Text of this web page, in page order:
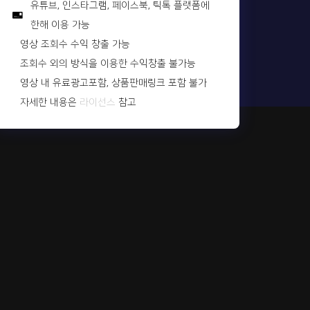
유튜브, 인스타그램, 페이스북, 틱톡 플랫폼에
한해 이용 가능
영상 조회수 수익 창출 가능
조회수 외의 방식을 이용한 수익창출 불가능
영상 내 유료광고포함, 상품판매링크 포함 불가
자세한 내용은 라이선스 참고